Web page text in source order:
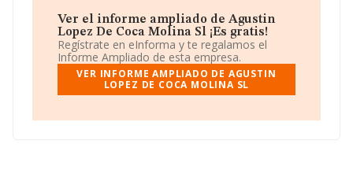
primas textiles y productos semielaborados', código
4611. La sociedad no tiene actividad en mercados
exteriores.
Ha contado con el mismo número de empleados y
según las cifras existentes en la base de datos de
INFORMA, el número de empleados ha estado por
Ver el informe ampliado de Agustin
Lopez De Coca Molina Sl ¡Es gratis!
Regístrate en eInforma y te regalamos el
Informe Ampliado de esta empresa.
VER INFORME AMPLIADO DE AGUSTIN
LOPEZ DE COCA MOLINA SL